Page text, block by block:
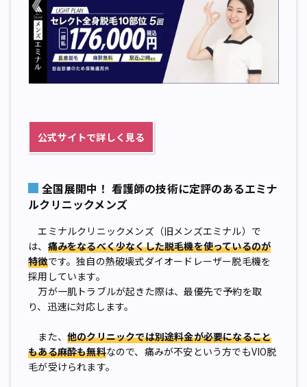
公式サイトで詳しく見る
全国展開中！ 看護師の技術に定評のあるエミナ
ルクリニックメンズ
エミナルクリニックメンズ（旧メンズエミナル）で
は、 痛みをなるべく少なくした脱毛機を使っているのが
特徴です。独自の熱破壊式ダイオードレーザー脱毛機を
採用しています。
万が一肌トラブルが起きた際は、最優先で予約を取
り、迅速に対応します。
また、 他のクリニックでは別途料金が必要になること
もある麻酔も無料なので、痛みが不安という方でもVIO脱
毛が受けられます。